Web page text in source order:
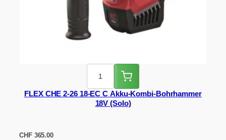
FLEX CHE 2-26 18-EC C Akku-Kombi-Bohrhammer
18V (Solo)
CHF365.00